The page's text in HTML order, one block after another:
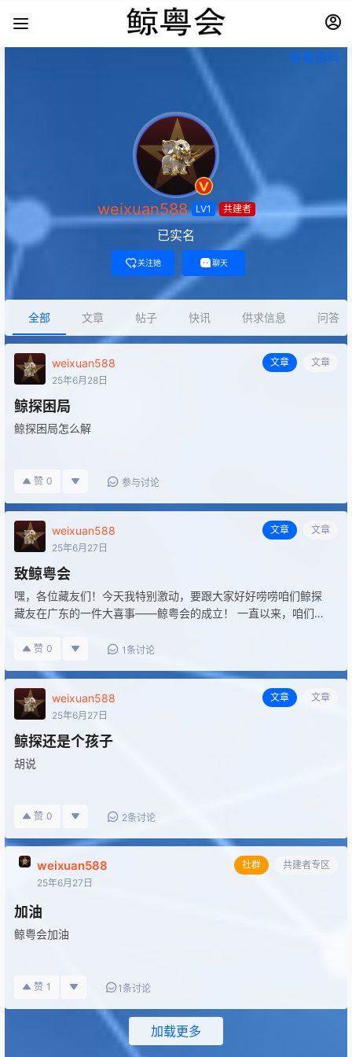
查看资料
weixuan588 LV1 共建者
已实名
关注她 聊天
全部 文章 帖子 快讯 供求信息 问答
weixuan588 文章
文章
25年6月28日
鲸探困局
鲸探困局怎么解
赞 0 参与讨论
weixuan588 文章
文章
25年6月27日
致鲸粤会
嘿，各位藏友们！今天我特别激动，要跟大家好好唠唠咱们鲸探
藏友在广东的一件大喜事——鲸粤会的成立！ 一直以来，咱们鲸
这次，咱们广东的藏友们聚到了一起，共同成立了鲸…
赞 0 1条讨论
weixuan588 文章
文章
25年6月27日
鲸探还是个孩子
胡说
赞 0 2条讨论
weixuan588 社群
共建者专区
25年6月27日
加油
鲸粤会加油
赞 1 1条讨论
加载更多